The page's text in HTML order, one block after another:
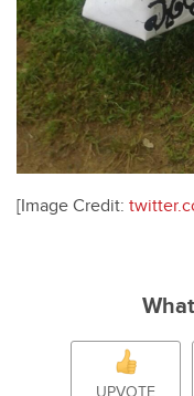
[Image Credit: